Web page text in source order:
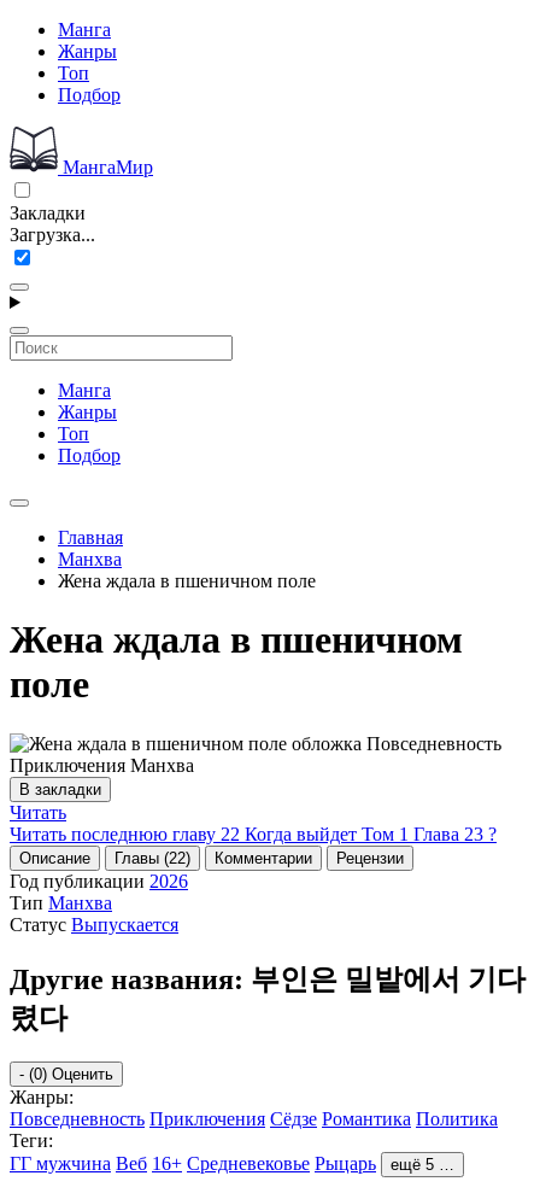
Манга
Жанры
Топ
Подбор
МангаМир
Закладки
Загрузка...
Манга
Жанры
Топ
Подбор
Главная
Манхва
Жена ждала в пшеничном поле
Жена ждала в пшеничном
поле
В закладки
Читать
Читать последнюю главу 22 Когда выйдет Том 1 Глава 23 ?
Описание Главы (22) Комментарии Рецензии
Год публикации 2026
Тип Манхва
Статус Выпускается
Другие названия: 부인은 밀밭에서 기다
렸다
- (0) Оценить
Жанры:
Повседневность Приключения Сёдзе Романтика Политика
Теги:
ГГ мужчина Веб 16+ Средневековье Рыцарь ещё 5 …